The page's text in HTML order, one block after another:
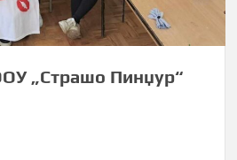
„Страшо Пинџур“